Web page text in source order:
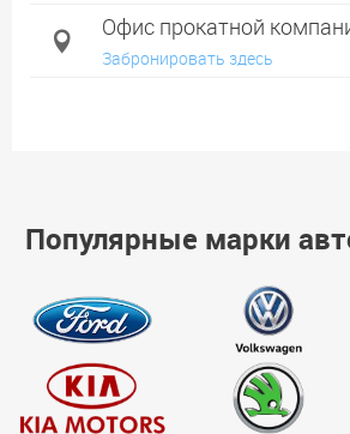
Офис прокатной
Забронировать здесь
Популярные марки